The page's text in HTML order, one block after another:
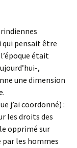
pensait être
était
,
une dimension
j’ai coordonné) :
les droits des
opprimé sur
par les hommes